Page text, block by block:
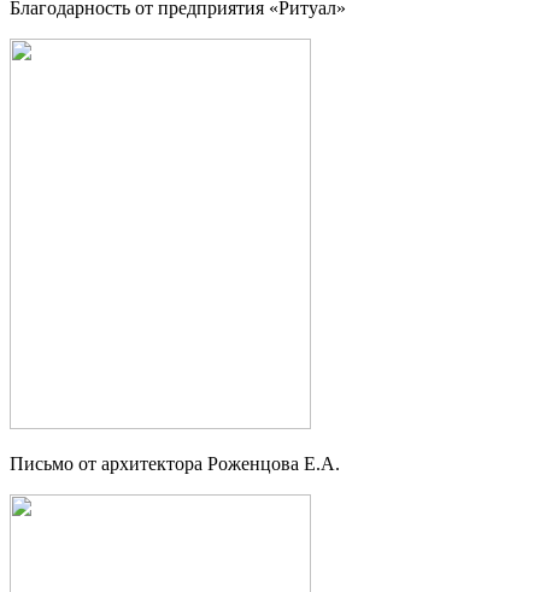
Благодарность от предприятия «Ритуал»
Письмо от архитектора Роженцова Е.А.